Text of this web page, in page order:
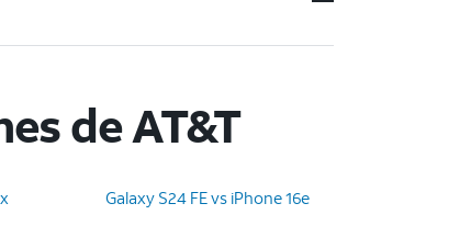
de AT&T
Galaxy S24 FE vs iPhone 16e